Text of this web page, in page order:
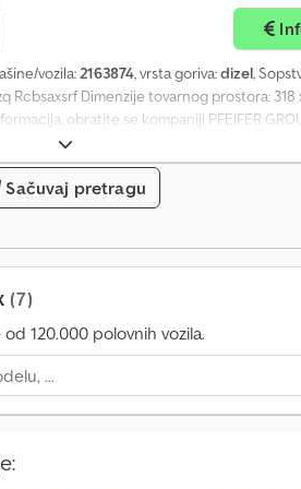
vozila:2163874, vrsta goriva:dizel,
Rcbsaxsrf Dimenzije tovarnog prostora: 318
obratite se kompaniji PFEIFER
Sačuvaj pretragu
(7)
120.000 polovnih vozila.
.
0
0
0
u
p
i
a
k
u
o
v